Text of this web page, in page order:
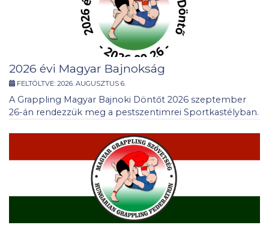
2026 évi Magyar Bajnokság
FELTÖLTVE: 2026. AUGUSZTUS 6.
A Grappling Magyar Bajnoki Döntőt 2026 szeptember
26-án rendezzük meg a pestszentimrei Sportkastélyban.